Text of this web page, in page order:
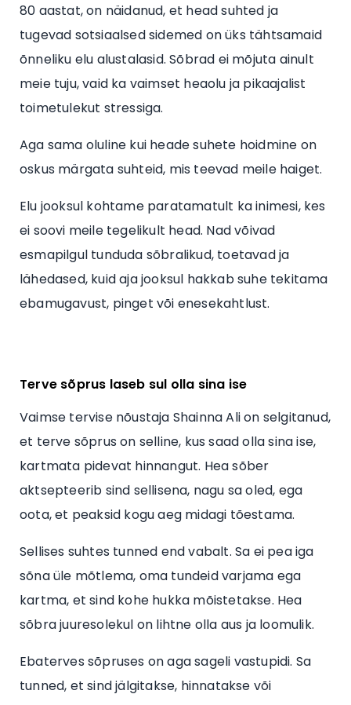
80 aastat, on näidanud, et head suhted ja
tugevad sotsiaalsed sidemed on üks tähtsamaid
õnneliku elu alustalasid. Sõbrad ei mõjuta ainult
meie tuju, vaid ka vaimset heaolu ja pikaajalist
toimetulekut stressiga.
Aga sama oluline kui heade suhete hoidmine on
oskus märgata suhteid, mis teevad meile haiget.
Elu jooksul kohtame paratamatult ka inimesi, kes
ei soovi meile tegelikult head. Nad võivad
esmapilgul tunduda sõbralikud, toetavad ja
lähedased, kuid aja jooksul hakkab suhe tekitama
ebamugavust, pinget või enesekahtlust.
Terve sõprus laseb sul olla sina ise
Vaimse tervise nõustaja Shainna Ali on selgitanud,
et terve sõprus on selline, kus saad olla sina ise,
kartmata pidevat hinnangut. Hea sõber
aktsepteerib sind sellisena, nagu sa oled, ega
oota, et peaksid kogu aeg midagi tõestama.
Sellises suhtes tunned end vabalt. Sa ei pea iga
sõna üle mõtlema, oma tundeid varjama ega
kartma, et sind kohe hukka mõistetakse. Hea
sõbra juuresolekul on lihtne olla aus ja loomulik.
Ebaterves sõpruses on aga sageli vastupidi. Sa
tunned, et sind jälgitakse, hinnatakse või